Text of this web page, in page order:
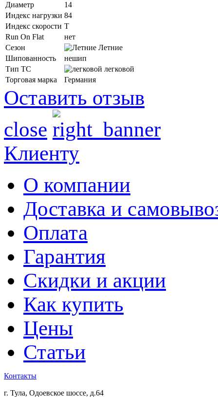
Диаметр
14
Индекс нагрузки 84
Индекс скорости T
Run On Flat
нет
Сезон
Летние
Шипованность
нешип
Тип ТС
легковой
Торговая марка
Германия
Оставить отзыв
close
Клиенту
О компании
Доставка и
Оплата
Гарантия
Скидки и акции
Как купить
Цены
Статьи
Контакты
г. Тула, Одоевское шоссе, д.64